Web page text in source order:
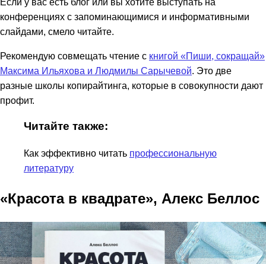
конференциях с запоминающимися и информативными
слайдами, смело читайте.
Рекомендую совмещать чтение с книгой «Пиши, сокращай»
Максима Ильяхова и Людмилы Сарычевой. Это две
разные школы копирайтинга, которые в совокупности дают
профит.
Читайте также:
Как эффективно читать профессиональную
литературу
«Красота в квадрате», Алекс Беллос